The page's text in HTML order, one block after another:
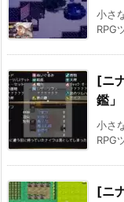
小さ
RPG
[ニ
鑑」
小さ
RPG
[ニ